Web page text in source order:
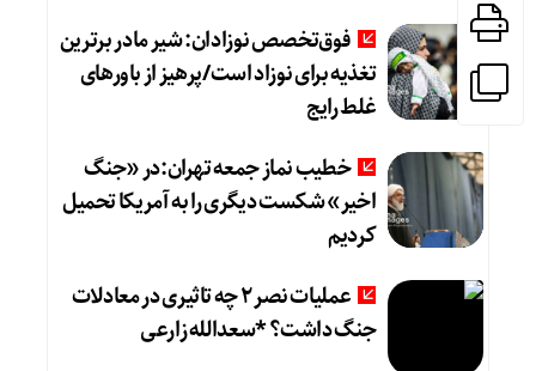
فوق‌تخصص نوزادان: شیر مادر برترین
تغذیه برای نوزاد است/پرهیز از باورهای
غلط رایج
خطیب نماز جمعه تهران:در «جنگ
اخیر» شکست دیگری را به آمریکا تحمیل
کردیم
عملیات نصر ۲ چه تاثیری در معادلات
جنگ داشت؟ *سعدالله زارعی